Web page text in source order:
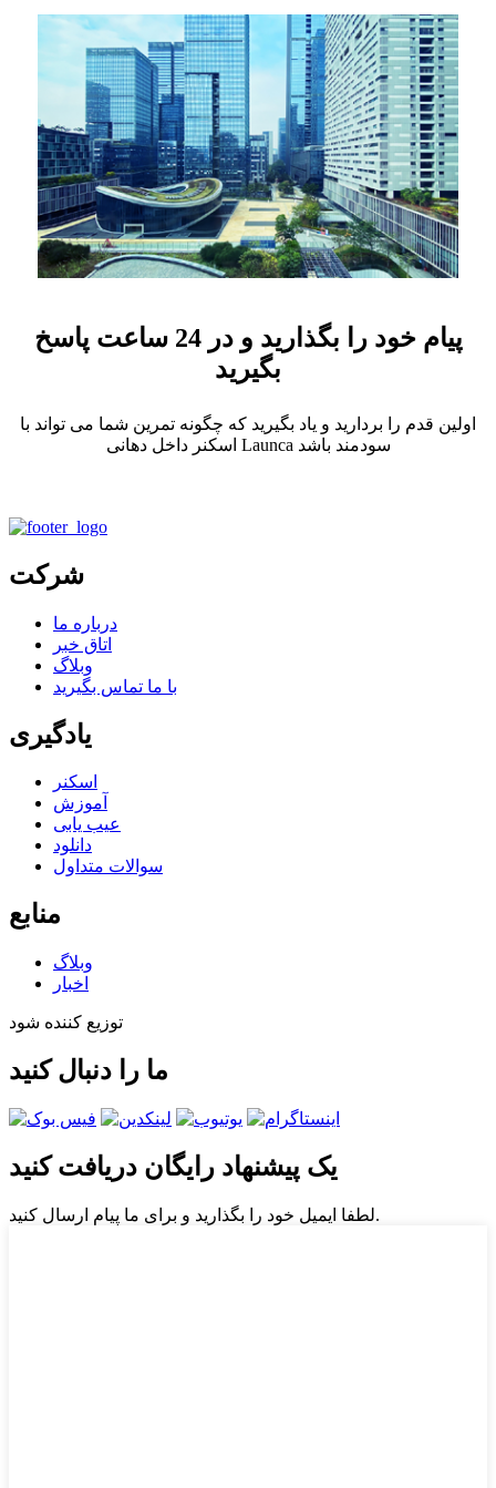
پیام خود را بگذارید و در 24 ساعت پاسخ
بگیرید
اولین قدم را بردارید و یاد بگیرید که چگونه تمرین شما می تواند با
اسکنر داخل دهانی Launca سودمند باشد
شرکت
درباره ما
اتاق خبر
وبلاگ
با ما تماس بگیرید
یادگیری
اسکنر
آموزش
عیب یابی
دانلود
سوالات متداول
منابع
وبلاگ
اخبار
توزیع کننده شود
ما را دنبال کنید
یک پیشنهاد رایگان دریافت کنید
لطفا ایمیل خود را بگذارید و برای ما پیام ارسال کنید.